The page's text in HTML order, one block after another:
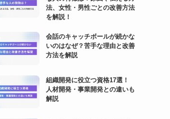
法、女性・男性ごとの改善方法
を解説！
会話のキャッチボールが続かな
いのはなぜ？苦手な理由と改善
方法を解説
組織開発に役立つ資格17選！
人材開発・事業開発との違いも
解説